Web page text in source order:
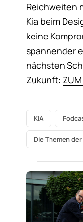
Reichweiten
Kia beim
keine
spannender
nächsten
Zukunft:
KIA
Die Themen